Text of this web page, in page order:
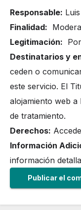
Responsable:
Finalidad:
Legitimación:
Destinatarios y
ceden o
este servicio. El
alojamiento web
de tratamiento.
Derechos:
Información
información